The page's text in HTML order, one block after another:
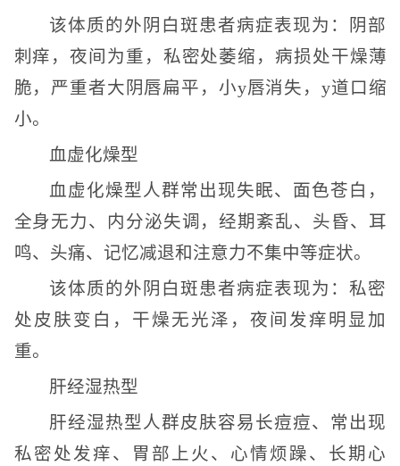
该体质的外阴白斑患者病症表现为：阴部
刺痒，夜间为重，私密处萎缩，病损处干燥薄
脆，严重者大阴唇扁平，小y唇消失，y道口缩
小。
血虚化燥型
血虚化燥型人群常出现失眠、面色苍白，
全身无力、内分泌失调，经期紊乱、头昏、耳
鸣、头痛、记忆减退和注意力不集中等症状。
该体质的外阴白斑患者病症表现为：私密
处皮肤变白，干燥无光泽，夜间发痒明显加
重。
肝经湿热型
肝经湿热型人群皮肤容易长痘痘、常出现
私密处发痒、胃部上火、心情烦躁、长期心